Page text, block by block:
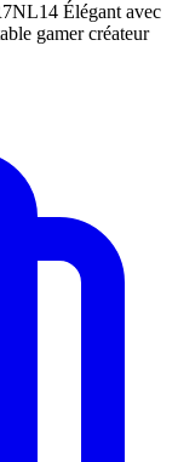
Élégant avec
gamer créateur